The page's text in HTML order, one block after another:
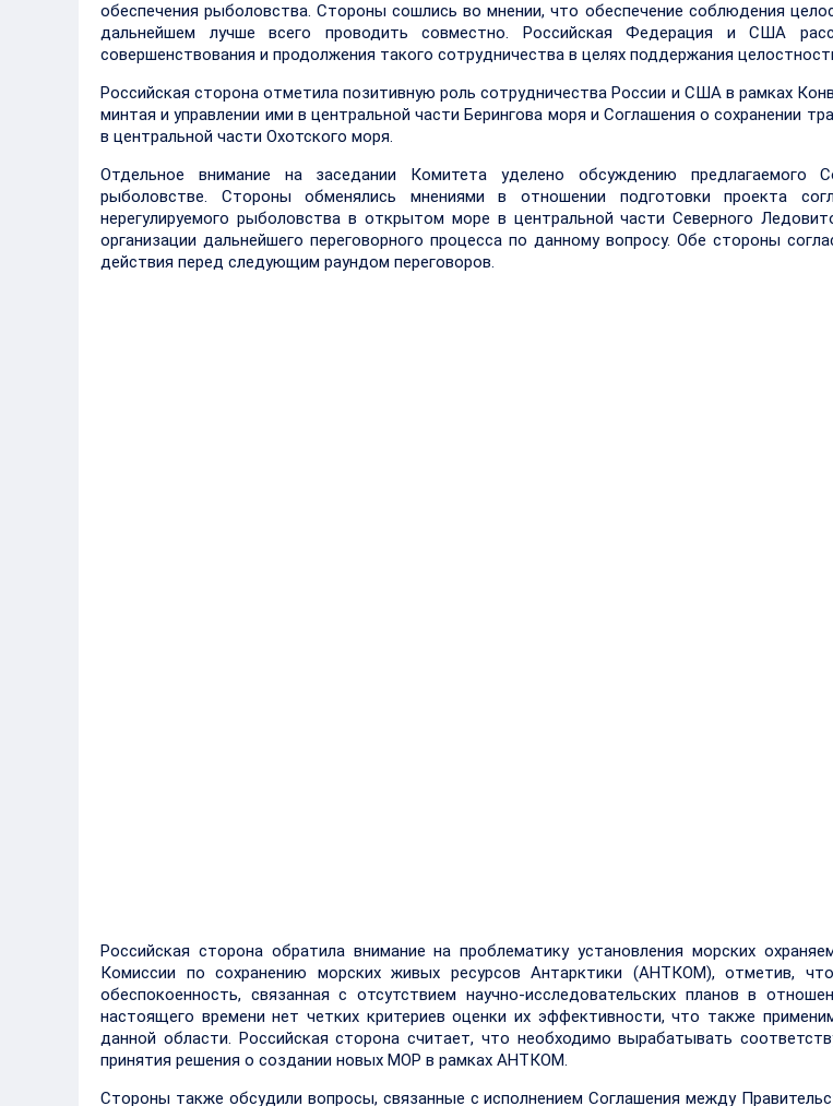
обеспечения рыболовства. Стороны сошлись во мнении, что обеспечение соблюдения
дальнейшем лучше всего проводить совместно. Российская Федерация и США
совершенствования и продолжения такого сотрудничества в целях поддержания
Российская сторона отметила позитивную роль сотрудничества России и США в рамках
минтая и управлении ими в центральной части Берингова моря и Соглашения о сохранении
в центральной части Охотского моря.
Отдельное внимание на заседании Комитета уделено обсуждению предлагаемого
рыболовстве. Стороны обменялись мнениями в отношении подготовки проекта
нерегулируемого рыболовства в открытом море в центральной части Северного
организации дальнейшего переговорного процесса по данному вопросу. Обе стороны
действия перед следующим раундом переговоров.
Российская сторона обратила внимание на проблематику установления морских
Комиссии по сохранению морских живых ресурсов Антарктики (АНТКОМ), отметив, что
обеспокоенность, связанная с отсутствием научно-исследовательских планов в
настоящего времени нет четких критериев оценки их эффективности, что также
данной области. Российская сторона считает, что необходимо вырабатывать
принятия решения о создании новых МОР в рамках АНТКОМ.
Стороны также обсудили вопросы, связанные с исполнением Соглашения между